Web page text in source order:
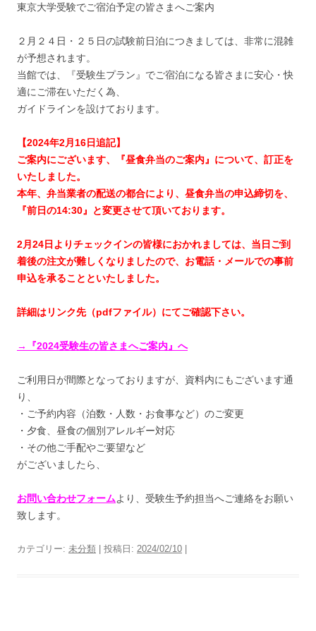
東京大学受験でご宿泊予定の皆さまへご案内
２月２４日・２５日の試験前日泊につきましては、非常に混雑
が予想されます。
当館では、『受験生プラン』でご宿泊になる皆さまに安心・快
適にご滞在いただく為、
ガイドラインを設けております。
【2024年2月16日追記】
ご案内にございます、『昼食弁当のご案内』について、訂正を
いたしました。
本年、弁当業者の配送の都合により、昼食弁当の申込締切を、
『前日の14:30』と変更させて頂いております。
2月24日よりチェックインの皆様におかれましては、当日ご到
着後の注文が難しくなりましたので、お電話・メールでの事前
申込を承ることといたしました。
詳細はリンク先（pdfファイル）にてご確認下さい。
→『2024受験生の皆さまへご案内』へ
ご利用日が間際となっておりますが、資料内にもございます通
り、
・ご予約内容（泊数・人数・お食事など）のご変更
・夕食、昼食の個別アレルギー対応
・その他ご手配やご要望など
がございましたら、
お問い合わせフォームより、受験生予約担当へご連絡をお願い
致します。
カテゴリー: 未分類 | 投稿日: 2024/02/10